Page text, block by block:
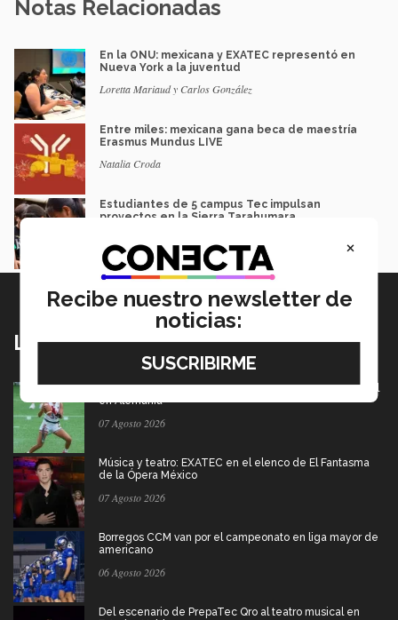
Notas Relacionadas
En la ONU: mexicana y EXATEC representó en
Nueva York a la juventud
Loretta Mariaud y Carlos González
Entre miles: mexicana gana beca de maestría
Erasmus Mundus LIVE
Natalia Croda
Estudiantes de 5 campus Tec impulsan
proyectos en la Sierra Tarahumara
Lo más nuevo
México va por pase olímpico en mundial de flag football
en Alemania
07 Agosto 2026
Música y teatro: EXATEC en el elenco de El Fantasma
de la Ópera México
07 Agosto 2026
Borregos CCM van por el campeonato en liga mayor de
americano
06 Agosto 2026
Del escenario de PrepaTec Qro al teatro musical en
×
Recibe nuestro newsletter de
noticias: